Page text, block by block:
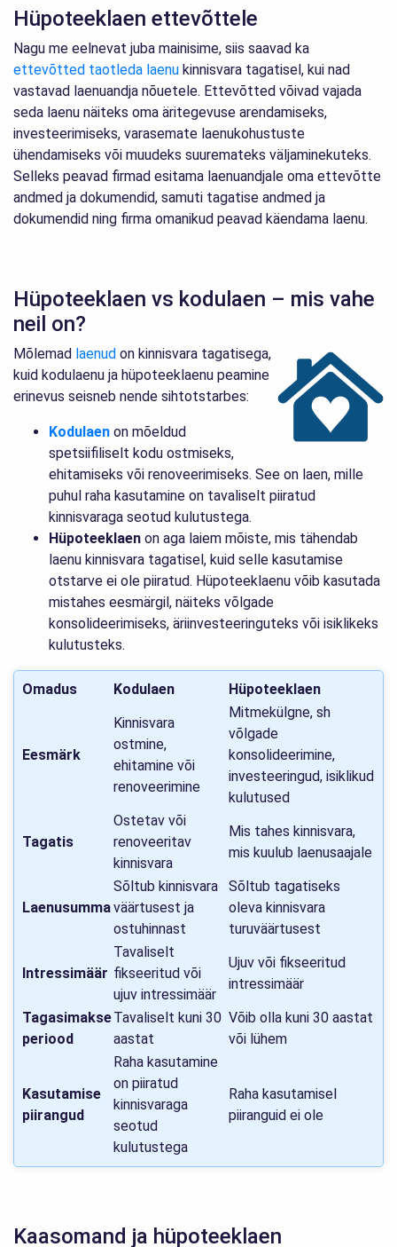
Hüpoteeklaen ettevõttele
Nagu me eelnevat juba mainisime, siis saavad ka
ettevõtted taotleda laenu kinnisvara tagatisel, kui nad
vastavad laenuandja nõuetele. Ettevõtted võivad vajada
seda laenu näiteks oma äritegevuse arendamiseks,
investeerimiseks, varasemate laenukohustuste
ühendamiseks või muudeks suuremateks väljaminekuteks.
Selleks peavad firmad esitama laenuandjale oma ettevõtte
andmed ja dokumendid, samuti tagatise andmed ja
dokumendid ning firma omanikud peavad käendama laenu.
Hüpoteeklaen vs kodulaen – mis vahe
neil on?
Mõlemad laenud on kinnisvara tagatisega,
kuid kodulaenu ja hüpoteeklaenu peamine
erinevus seisneb nende sihtotstarbes:
Kodulaen on mõeldud
spetsiifiliselt kodu ostmiseks,
ehitamiseks või renoveerimiseks. See on laen, mille
puhul raha kasutamine on tavaliselt piiratud
kinnisvaraga seotud kulutustega.
Hüpoteeklaen on aga laiem mõiste, mis tähendab
laenu kinnisvara tagatisel, kuid selle kasutamise
otstarve ei ole piiratud. Hüpoteeklaenu võib kasutada
mistahes eesmärgil, näiteks võlgade
konsolideerimiseks, äriinvesteeringuteks või isiklikeks
kulutusteks.
Omadus Kodulaen Hüpoteeklaen
Eesmärk
Kinnisvara
ostmine,
ehitamine või
renoveerimine
Mitmekülgne, sh
võlgade
konsolideerimine,
investeeringud, isiklikud
kulutused
Tagatis
Ostetav või
renoveeritav
kinnisvara
Mis tahes kinnisvara,
mis kuulub laenusaajale
Laenusumma
Sõltub kinnisvara
väärtusest ja
ostuhinnast
Sõltub tagatiseks
oleva kinnisvara
turuväärtusest
Intressimäär
Tavaliselt
fikseeritud või
ujuv intressimäär
Ujuv või fikseeritud
intressimäär
Tagasimakse
periood
Tavaliselt kuni 30
aastat
Võib olla kuni 30 aastat
või lühem
Kasutamise
piirangud
Raha kasutamine
on piiratud
kinnisvaraga
seotud
kulutustega
Raha kasutamisel
piiranguid ei ole
Kaasomand ja hüpoteeklaen